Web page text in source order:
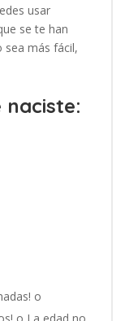
usar
se te han
sea más fácil,
naciste:
o